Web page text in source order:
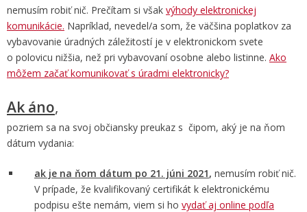
nemusím robiť nič. Prečítam si však výhody elektronickej
komunikácie. Napríklad, nevedel/a som, že väčšina poplatkov za
vybavovanie úradných záležitostí je v elektronickom svete
o polovicu nižšia, než pri vybavovaní osobne alebo listinne. Ako
môžem začať komunikovať s úradmi elektronicky?
Ak áno,
pozriem sa na svoj občiansky preukaz s čipom, aký je na ňom
dátum vydania:
ak je na ňom dátum po 21. júni 2021, nemusím robiť nič.
V prípade, že kvalifikovaný certifikát k elektronickému
podpisu ešte nemám, viem si ho vydať aj online podľa